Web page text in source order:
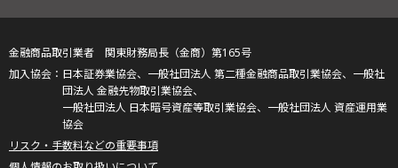
金融商品取引業者 関東財務局長（金商）第165号
日本証券業協会、一般社団法人 第二種金融商品取引業協会、一般社
団法人 金融先物取引業協会、
一般社団法人 日本暗号資産等取引業協会、一般社団法人 資産運用業
協会
リスク・手数料などの重要事項